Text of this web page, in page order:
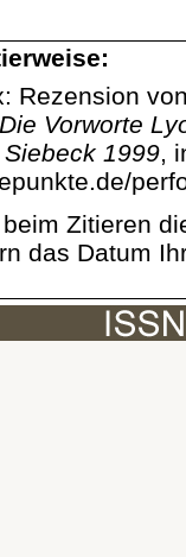
Rezension
Vorworte
1999,
Zitieren
das Datum